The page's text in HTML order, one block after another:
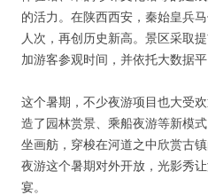
的活力。在陕西西安，秦始皇兵
人次，再创历史新高。景区采取
加游客参观时间，并依托大数据
这个暑期，不少夜游项目也大受
造了园林赏景、乘船夜游等新模
坐画舫，穿梭在河道之中欣赏古
夜游这个暑期对外开放，光影秀
宴。